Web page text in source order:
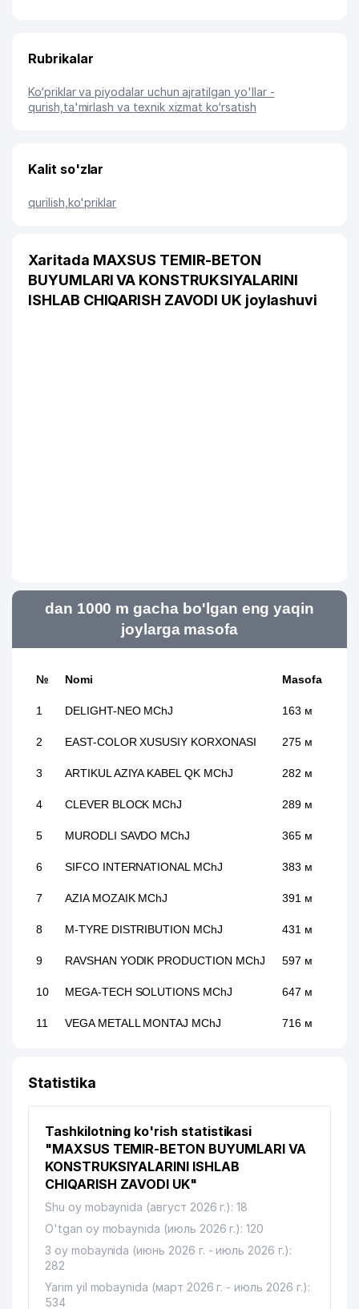
Rubrikalar
Ko‘priklar va piyodalar uchun ajratilgan yo'llar -
qurish,ta'mirlash va texnik xizmat ko‘rsatish
Kalit so'zlar
qurilish ko'priklar
Xaritada MAXSUS TEMIR-BETON
BUYUMLARI VA KONSTRUKSIYALARINI
ISHLAB CHIQARISH ZAVODI UK joylashuvi
dan 1000 m gacha bo'lgan eng yaqin
joylarga masofa
№ Nomi Masofa
1 DELIGHT-NEO MChJ 163 м
2 EAST-COLOR XUSUSIY KORXONASI 275 м
3 ARTIKUL AZIYA KABEL QK MChJ 282 м
4 CLEVER BLOCK MChJ 289 м
5 MURODLI SAVDO MChJ 365 м
6 SIFCO INTERNATIONAL MChJ 383 м
7 AZIA MOZAIK MChJ 391 м
8 M-TYRE DISTRIBUTION MChJ 431 м
9 RAVSHAN YODIK PRODUCTION MChJ 597 м
10 MEGA-TECH SOLUTIONS MChJ 647 м
11 VEGA METALL MONTAJ MChJ 716 м
13 INTER TRADE COMPANY MChJ
15 ELEKTROGAZ AJ 981 м
Statistika
Tashkilotning ko'rish statistikasi
"MAXSUS TEMIR-BETON BUYUMLARI VA
KONSTRUKSIYALARINI ISHLAB
CHIQARISH ZAVODI UK"
Shu oy mobaynida (август 2026 г.): 18
O'tgan oy mobaynida (июль 2026 г.): 120
3 oy mobaynida (июнь 2026 г. - июль 2026 г.):
282
Yarim yil mobaynida (март 2026 г. - июль 2026 г.):
534